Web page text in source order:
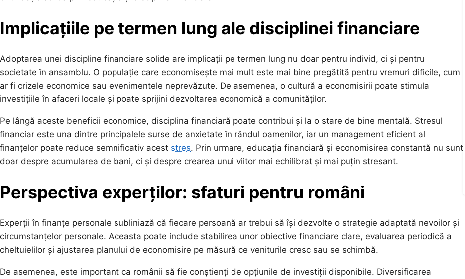
Implicațiile pe termen lung ale disciplinei financiare
Adoptarea unei discipline financiare solide are implicații pe termen lung nu doar pentru individ, ci și pentru
societate în ansamblu. O populație care economisește mai mult este mai bine pregătită pentru vremuri dificile, cum
ar fi crizele economice sau evenimentele neprevăzute. De asemenea, o cultură a economisirii poate stimula
investițiile în afaceri locale și poate sprijini dezvoltarea economică a comunităților.
Pe lângă aceste beneficii economice, disciplina financiară poate contribui și la o stare de bine mentală. Stresul
financiar este una dintre principalele surse de anxietate în rândul oamenilor, iar un management eficient al
finanțelor poate reduce semnificativ acest stres. Prin urmare, educația financiară și economisirea constantă nu sunt
doar despre acumularea de bani, ci și despre crearea unui viitor mai echilibrat și mai puțin stresant.
Perspectiva experților: sfaturi pentru români
Experții în finanțe personale subliniază că fiecare persoană ar trebui să își dezvolte o strategie adaptată nevoilor și
circumstanțelor personale. Aceasta poate include stabilirea unor obiective financiare clare, evaluarea periodică a
cheltuielilor și ajustarea planului de economisire pe măsură ce veniturile cresc sau se schimbă.
De asemenea, este important ca românii să fie conștienți de opțiunile de investiții disponibile. Diversificarea